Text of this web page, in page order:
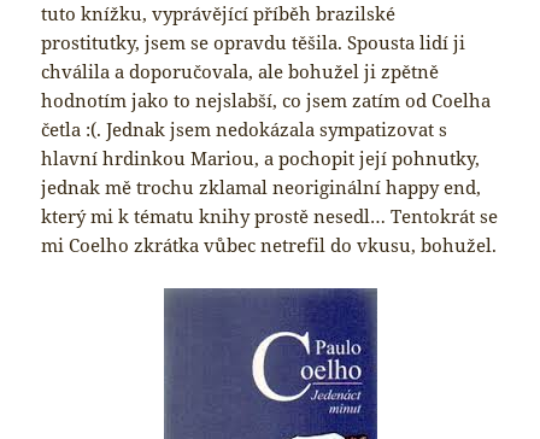
tuto knížku, vyprávějící příběh brazilské
prostitutky, jsem se opravdu těšila. Spousta lidí ji
chválila a doporučovala, ale bohužel ji zpětně
hodnotím jako to nejslabší, co jsem zatím od Coelha
četla :(. Jednak jsem nedokázala sympatizovat s
hlavní hrdinkou Mariou, a pochopit její pohnutky,
jednak mě trochu zklamal neoriginální happy end,
který mi k tématu knihy prostě nesedl… Tentokrát se
mi Coelho zkrátka vůbec netrefil do vkusu, bohužel.